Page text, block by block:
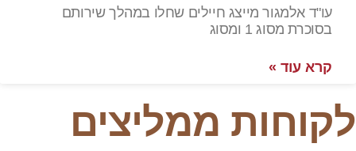
עו"ד אלמגור מייצג חיילים שחלו במהלך שירותם
בסוכרת מסוג 1 ומסוג
קרא עוד »
לקוחות ממליצים